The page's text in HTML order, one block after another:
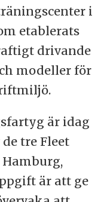
i
etablerats
drivande
modeller för
är idag
tre Fleet
Hamburg,
är att ge